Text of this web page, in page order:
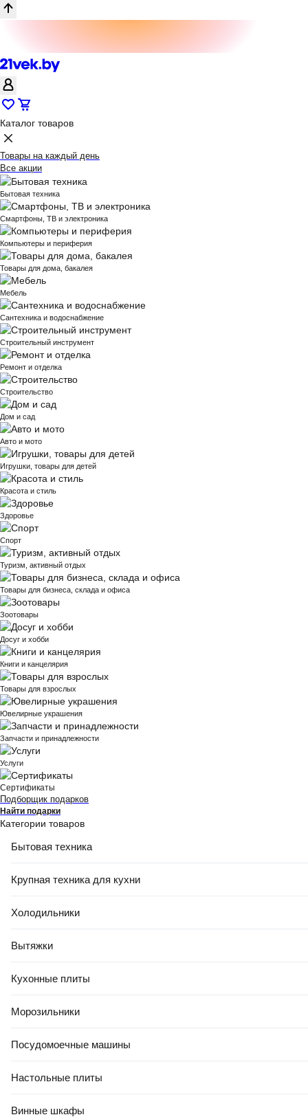
Каталог товаров
Товары на каждый день
Все акции
Бытовая техника
Смартфоны, ТВ и электроника
Компьютеры и периферия
Товары для дома, бакалея
Мебель
Сантехника и водоснабжение
Строительный инструмент
Ремонт и отделка
Строительство
Дом и сад
Авто и мото
Игрушки, товары для детей
Красота и стиль
Здоровье
Спорт
Туризм, активный отдых
Товары для бизнеса, склада и офиса
Зоотовары
Досуг и хобби
Книги и канцелярия
Товары для взрослых
Ювелирные украшения
Запчасти и принадлежности
Услуги
Сертификаты
Подборщик подарков
Найти подарки
Категории товаров
Бытовая техника
Крупная техника для кухни
Холодильники
Вытяжки
Кухонные плиты
Морозильники
Посудомоечные машины
Настольные плиты
Винные шкафы